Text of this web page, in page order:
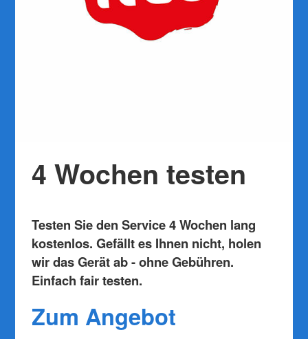
4 Wochen testen
Testen Sie den Service 4 Wochen lang
kostenlos. Gefällt es Ihnen nicht, holen
wir das Gerät ab - ohne Gebühren.
Einfach fair testen.
Zum Angebot